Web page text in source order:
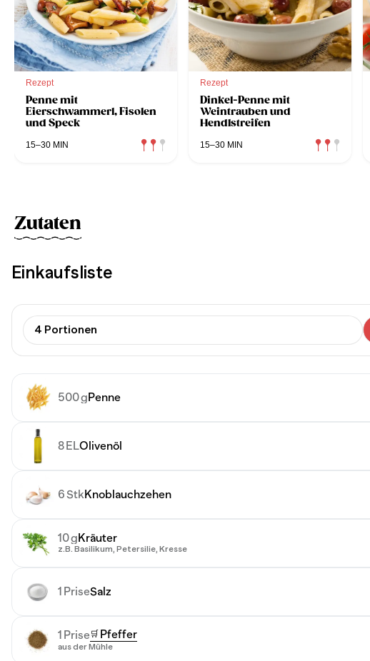
Rezept
Penne mit
Eierschwammerl, Fisolen
und Speck
15–30 MIN
Rezept
Dinkel-Penne mit
Weintrauben und
Hendlstreifen
15–30 MIN
Zutaten